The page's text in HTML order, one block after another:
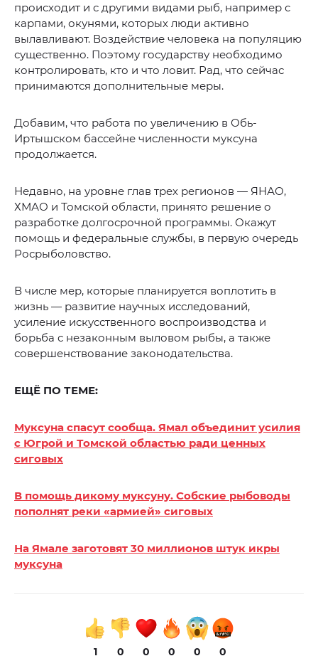
происходит и с другими видами рыб, например с
карпами, окунями, которых люди активно
вылавливают. Воздействие человека на популяцию
существенно. Поэтому государству необходимо
контролировать, кто и что ловит. Рад, что сейчас
принимаются дополнительные меры.
Добавим, что работа по увеличению в Обь-
Иртышском бассейне численности муксуна
продолжается.
Недавно, на уровне глав трех регионов — ЯНАО,
ХМАО и Томской области, принято решение о
разработке долгосрочной программы. Окажут
помощь и федеральные службы, в первую очередь
Росрыболовство.
В числе мер, которые планируется воплотить в
жизнь — развитие научных исследований,
усиление искусственного воспроизводства и
борьба с незаконным выловом рыбы, а также
совершенствование законодательства.
ЕЩЁ ПО ТЕМЕ:
Муксуна спасут сообща. Ямал объединит усилия
с Югрой и Томской областью ради ценных
сиговых
В помощь дикому муксуну. Собские рыбоводы
пополнят реки «армией» сиговых
На Ямале заготовят 30 миллионов штук икры
муксуна
1 0 0 0 0 0